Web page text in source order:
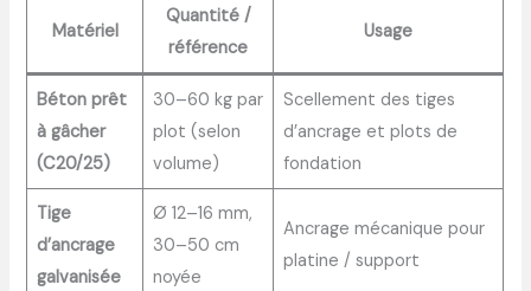
Matériel
Quantité /
référence
Usage
Béton prêt
à gâcher
(C20/25)
30–60 kg par
plot (selon
volume)
Scellement des tiges
d’ancrage et plots de
fondation
Tige
d’ancrage
galvanisée
Ø 12–16 mm,
30–50 cm
noyée
Ancrage mécanique pour
platine / support